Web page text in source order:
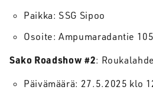
Paikka: SSG Sipoo
Osoite: Ampumaradantie
Sako Roadshow #2:
Päivämäärä: 27.5.2025 klo